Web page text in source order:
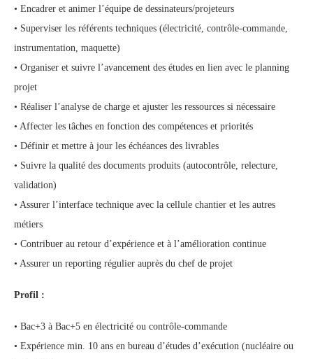
• Encadrer et animer l’équipe de dessinateurs/projeteurs
• Superviser les référents techniques (électricité, contrôle-commande,
instrumentation, maquette)
• Organiser et suivre l’avancement des études en lien avec le planning
projet
• Réaliser l’analyse de charge et ajuster les ressources si nécessaire
• Affecter les tâches en fonction des compétences et priorités
• Définir et mettre à jour les échéances des livrables
• Suivre la qualité des documents produits (autocontrôle, relecture,
validation)
• Assurer l’interface technique avec la cellule chantier et les autres
métiers
• Contribuer au retour d’expérience et à l’amélioration continue
• Assurer un reporting régulier auprès du chef de projet
Profil :
• Bac+3 à Bac+5 en électricité ou contrôle-commande
• Expérience min. 10 ans en bureau d’études d’exécution (nucléaire ou